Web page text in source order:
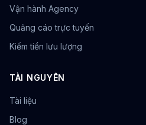
Vận hành Agency
Quảng cáo trực tuyến
Kiếm tiền lưu lượng
TÀI NGUYÊN
Tài liệu
Blog